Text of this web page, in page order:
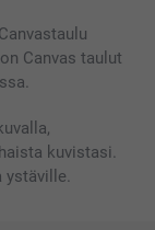
Canvas taulut
kuvistasi.
ystäville.